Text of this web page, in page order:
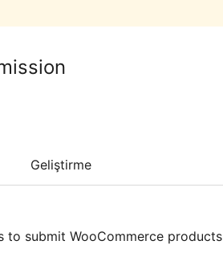
Geliştirme
submit WooCommerce